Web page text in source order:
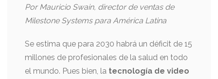
Por Mauricio Swain, director de ventas de
Milestone Systems para América Latina
Se estima que para 2030 habrá un déficit de 15
millones de profesionales de la salud en todo
el mundo. Pues bien, la tecnología de video